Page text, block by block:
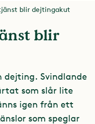
blir dejtingakut
blir
dejting. Svindlande
som slår lite
igen från ett
som speglar